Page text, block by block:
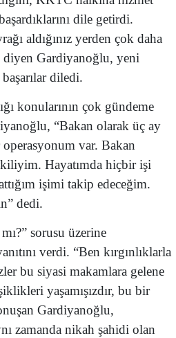
dile getirdi.
aldığınız yerden çok daha
diyen Gardiyanoğlu, yeni
diledi.
konularının çok gündeme
“Bakan olarak üç ay
operasyonum var. Bakan
Hayatımda hiçbir işi
işimi takip edeceğim.
dedi.
sorusu üzerine
verdi. “Ben kırgınlıklarla
bu siyasi makamlara gelene
yaşamışızdır, bu bir
Gardiyanoğlu,
zamanda nikah şahidi olan